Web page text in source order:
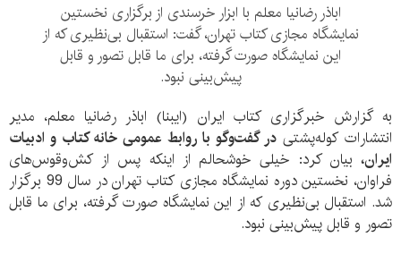
اباذر رضانیا معلم با ابزار خرسندی از برگزاری نخستین
نمایشگاه مجازی کتاب تهران، گفت: استقبال بی‌نظیری که از
این نمایشگاه صورت گرفته، برای ما قابل تصور و قابل
پیش‌بینی نبود.
به گزارش خبرگزاری کتاب ایران (ایبنا) اباذر رضانیا معلم، مدیر
انتشارات کوله‌پشتی در گفت‌وگو با روابط عمومی خانه کتاب و ادبیات
ایران، بیان کرد: خیلی خوشحالم از اینکه پس از کش‌وقوس‌های
فراوان، نخستین دوره نمایشگاه مجازی کتاب تهران در سال 99 برگزار
شد. استقبال بی‌نظیری که از این نمایشگاه صورت گرفته، برای ما قابل
تصور و قابل پیش‌بینی نبود.